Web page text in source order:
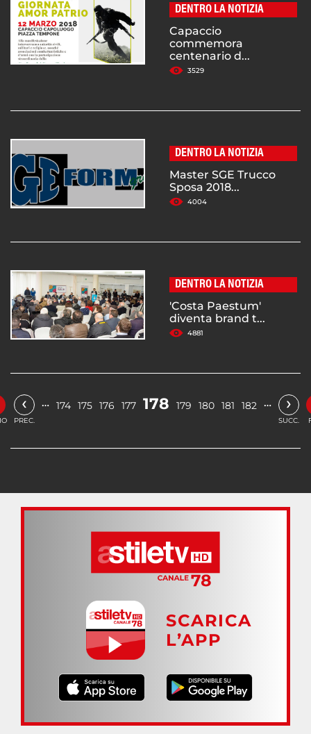
DENTRO LA NOTIZIA
Capaccio
commemora
centenario d...
3529
DENTRO LA NOTIZIA
Master SGE Trucco
Sposa 2018...
4004
DENTRO LA NOTIZIA
'Costa Paestum'
diventa brand t...
4881
‹
PREC.
… 174 175 176 177 178 179 180 181 182 … ›
SUCC.
SCARICA
L’APP